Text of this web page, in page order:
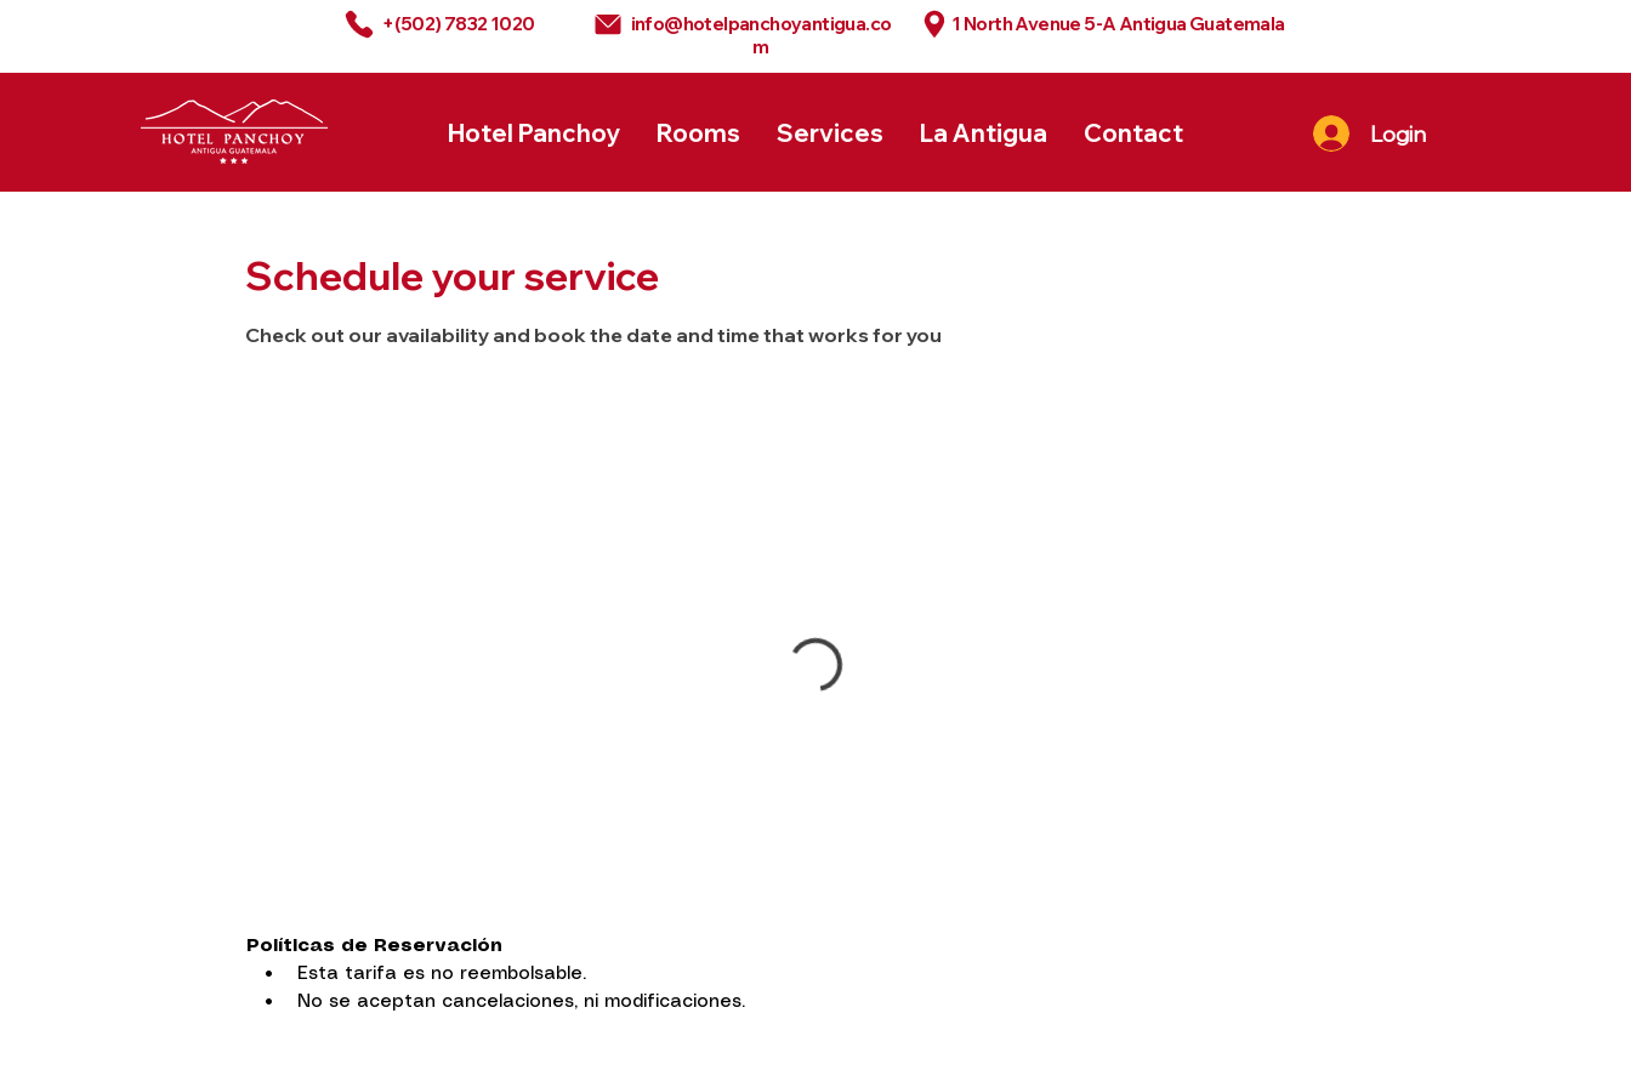
+(502) 7832 1020
info@hotelpanchoyantigua.co
m
1 North Avenue 5-A Antigua Guatemala
Hotel Panchoy Rooms Services La Antigua Contact Login
Schedule your service
Check out our availability and book the date and time that works for you
Políticas de Reservación
• Esta tarifa es no reembolsable.
• No se aceptan cancelaciones, ni modificaciones.